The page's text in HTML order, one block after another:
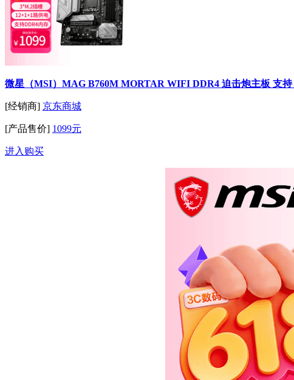
微星（MSI）MAG B760M MORTAR WIFI DDR4 迫击炮主板 支持
[经销商] 京东商城
[产品售价] 1099元
进入购买